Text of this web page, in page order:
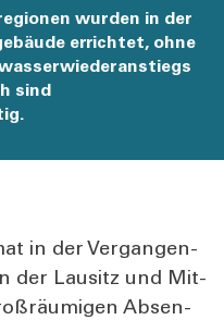
wurden in der
errichtet, ohne
sind
in der Ver­gan­gen­
der Lau­sitz und Mit­
Absen­